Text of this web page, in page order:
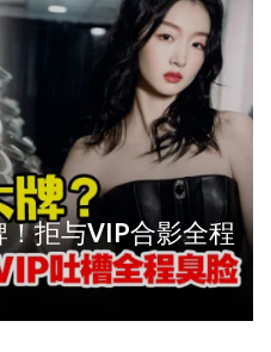
拒与VIP合影全程